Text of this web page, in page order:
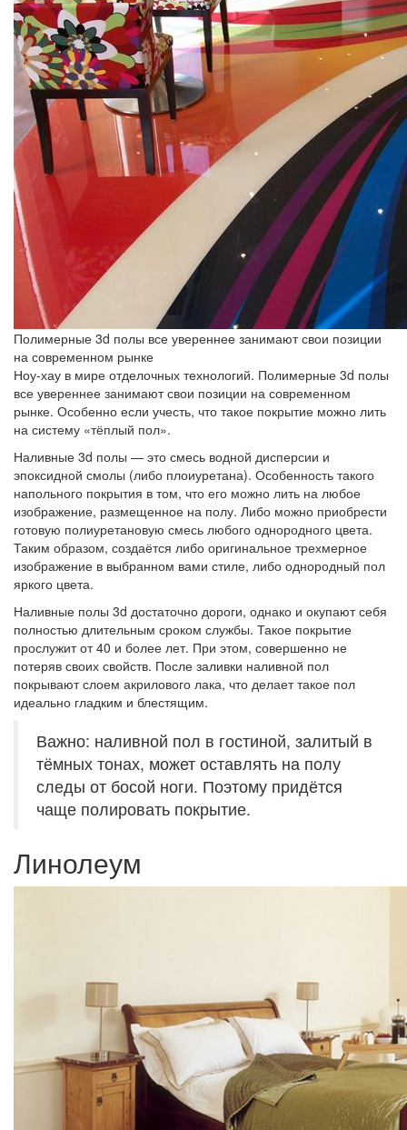
Полимерные 3d полы все увереннее занимают свои позиции
на современном рынке
Ноу-хау в мире отделочных технологий. Полимерные 3d полы
все увереннее занимают свои позиции на современном
рынке. Особенно если учесть, что такое покрытие можно лить
на систему «тёплый пол».
Наливные 3d полы — это смесь водной дисперсии и
эпоксидной смолы (либо плоиуретана). Особенность такого
напольного покрытия в том, что его можно лить на любое
изображение, размещенное на полу. Либо можно приобрести
готовую полиуретановую смесь любого однородного цвета.
Таким образом, создаётся либо оригинальное трехмерное
изображение в выбранном вами стиле, либо однородный пол
яркого цвета.
Наливные полы 3d достаточно дороги, однако и окупают себя
полностью длительным сроком службы. Такое покрытие
прослужит от 40 и более лет. При этом, совершенно не
потеряв своих свойств. После заливки наливной пол
покрывают слоем акрилового лака, что делает такое пол
идеально гладким и блестящим.
Важно: наливной пол в гостиной, залитый в
тёмных тонах, может оставлять на полу
следы от босой ноги. Поэтому придётся
чаще полировать покрытие.
Линолеум